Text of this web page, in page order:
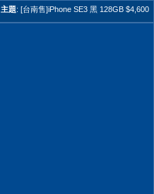
主題: [台南售]iPhone SE3 黑 128GB $4,600